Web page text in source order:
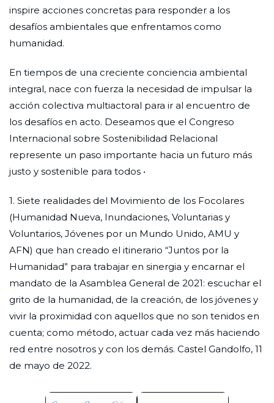
inspire acciones concretas para responder a los
desafíos ambientales que enfrentamos como
humanidad.
En tiempos de una creciente conciencia ambiental
integral, nace con fuerza la necesidad de impulsar la
acción colectiva multiactoral para ir al encuentro de
los desafíos en acto. Deseamos que el Congreso
Internacional sobre Sostenibilidad Relacional
represente un paso importante hacia un futuro más
justo y sostenible para todos •
1. Siete realidades del Movimiento de los Focolares
(Humanidad Nueva, Inundaciones, Voluntarias y
Voluntarios, Jóvenes por un Mundo Unido, AMU y
AFN) que han creado el itinerario “Juntos por la
Humanidad” para trabajar en sinergia y encarnar el
mandato de la Asamblea General de 2021: escuchar el
grito de la humanidad, de la creación, de los jóvenes y
vivir la proximidad con aquellos que no son tenidos en
cuenta; como método, actuar cada vez más haciendo
red entre nosotros y con los demás. Castel Gandolfo, 11
de mayo de 2022.